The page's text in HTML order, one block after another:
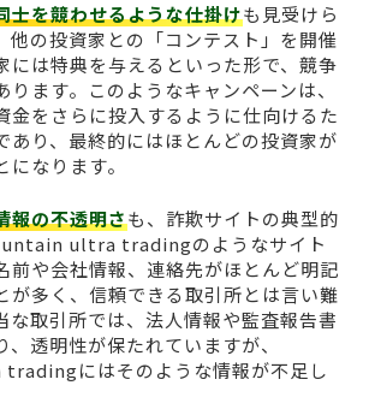
士を競わせるような仕掛けも見受けら
他の投資家との「コンテスト」を開催
には特典を与えるといった形で、競争
ます。このようなキャンペーンは、
金をさらに投入するように仕向けるた
あり、最終的にはほとんどの投資家が
なります。
報の不透明さも、詐欺サイトの典型的
ultra tradingのようなサイト
前や会社情報、連絡先がほとんど明記
が多く、信頼できる取引所とは言い難
な取引所では、法人情報や監査報告書
透明性が保たれていますが、
にはそのような情報が不足し